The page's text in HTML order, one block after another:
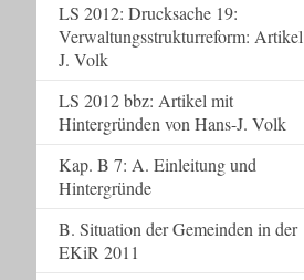
LS 2012: Drucksache 19:
Verwaltungsstrukturreform:
J. Volk
LS 2012 bbz: Artikel mit
Hintergründen von Hans-J. Volk
Kap. B 7: A. Einleitung und
Hintergründe
B. Situation der Gemeinden in der
EKiR 2011